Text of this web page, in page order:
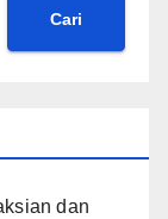
Cari
dan